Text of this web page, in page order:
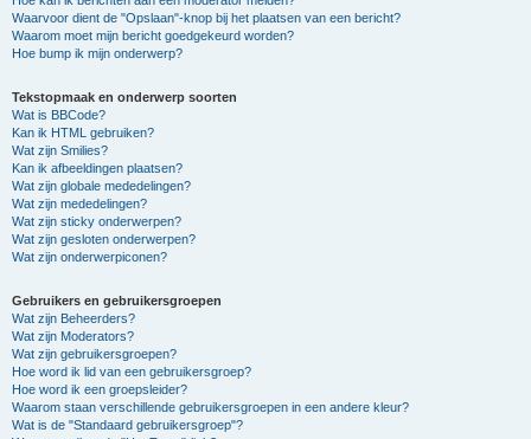
Waarvoor dient de "Opslaan"-knop bij het plaatsen van een bericht?
Waarom moet mijn bericht goedgekeurd worden?
Hoe bump ik mijn onderwerp?
Tekstopmaak en onderwerp soorten
Wat is BBCode?
Kan ik HTML gebruiken?
Wat zijn Smilies?
Kan ik afbeeldingen plaatsen?
Wat zijn globale mededelingen?
Wat zijn mededelingen?
Wat zijn sticky onderwerpen?
Wat zijn gesloten onderwerpen?
Wat zijn onderwerpiconen?
Gebruikers en gebruikersgroepen
Wat zijn Beheerders?
Wat zijn Moderators?
Wat zijn gebruikersgroepen?
Hoe word ik lid van een gebruikersgroep?
Hoe word ik een groepsleider?
Waarom staan verschillende gebruikersgroepen in een andere kleur?
Wat is de "Standaard gebruikersgroep"?